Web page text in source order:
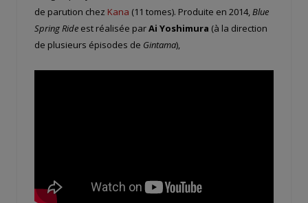
de parution chez Kana (11 tomes). Produite en 2014,Blue
Spring Ride est réalisée parAi Yoshimura (à la direction
de plusieurs épisodes de Gintama),